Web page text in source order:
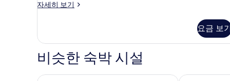
사
두
보
자세히 보기
디
윈
금
자
요금 보
비슷한 숙박 시설